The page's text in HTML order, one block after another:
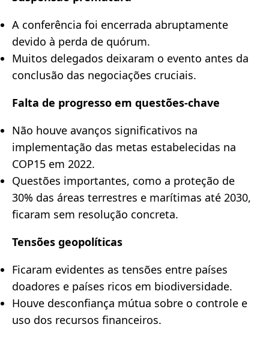
A conferência foi encerrada abruptamente
devido à perda de quórum.
Muitos delegados deixaram o evento antes da
conclusão das negociações cruciais.
Falta de progresso em questões-chave
Não houve avanços significativos na
implementação das metas estabelecidas na
COP15 em 2022.
Questões importantes, como a proteção de
30% das áreas terrestres e marítimas até 2030,
ficaram sem resolução concreta.
Tensões geopolíticas
Ficaram evidentes as tensões entre países
doadores e países ricos em biodiversidade.
Houve desconfiança mútua sobre o controle e
uso dos recursos financeiros.